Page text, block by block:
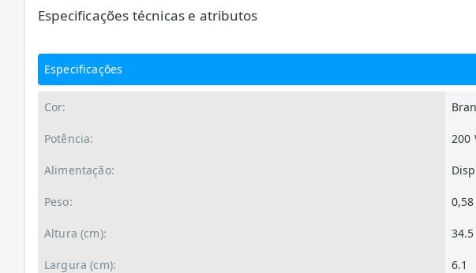
Especificações técnicas e atributos
Especificações
Cor:
Potência: 200
Alimentação:
Peso:
Altura (cm): 34.5
Largura (cm): 6.1